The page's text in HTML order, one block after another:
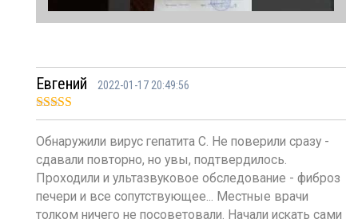
Евгений 2022-01-17 20:49:56
Оценка5из
Обнаружили вирус гепатита С. Не поверили сразу -
сдавали повторно, но увы, подтвердилось.
Проходили и ультазвуковое обследование - фиброз
печери и все сопутствующее... Местные врачи
толком ничего не посоветовали. Начали искать сами